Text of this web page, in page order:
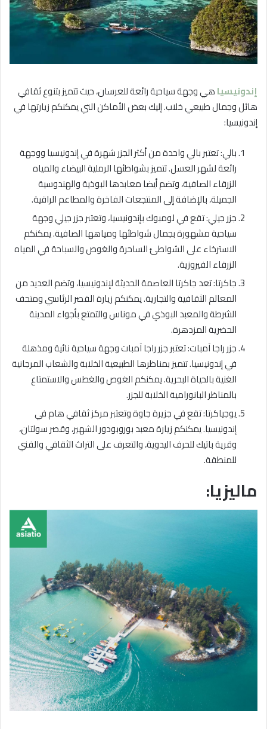
إندونيسياهي وجهة سياحية رائعة للعرسان، حيث تتميز بتنوع ثقافي
هائل وجمال طبيعي خلاب. إليك بعض الأماكن التي يمكنكم زيارتها في
إندونيسيا:
بالي: تعتبر بالي واحدة من أكثر الجزر شهرة في إندونيسيا ووجهة
رائعة لشهر العسل. تتميز بشواطئها الرملية البيضاء والمياه
الزرقاء الصافية، وتضم أيضا معابدها البوذية والهندوسية
الجميلة، بالإضافة إلى المنتجعات الفاخرة والمطاعم الراقية.
جزر جيلي: تقع في لومبوك بإندونيسيا، وتعتبر جزر جيلي وجهة
سياحية مشهورة بجمال شواطئها ومياهها الصافية. يمكنكم
الاسترخاء على الشواطئ الساحرة والغوص والسباحة في المياه
الزرقاء الفيروزية.
جاكرتا: تعد جاكرتا العاصمة الحديثة لإندونيسيا، وتضم العديد من
المعالم الثقافية والتجارية. يمكنكم زيارة القصر الرئاسي ومتحف
الشرطة والمعبد البوذي في موناس والتمتع بأجواء المدينة
الحضرية المزدهرة.
جزر راجا آمبات: تعتبر جزر راجا آمبات وجهة سياحية نائية ومذهلة
في إندونيسيا. تتميز بمناظرها الطبيعية الخلابة والشعاب المرجانية
الغنية بالحياة البحرية. يمكنكم الغوص والغطس والاستمتاع
بالمناظر البانورامية الخلابة للجزر.
يوجياكرتا: تقع في جزيرة جاوة وتعتبر مركز ثقافي هام في
إندونيسيا. يمكنكم زيارة معبد بوروبودور الشهير، وقصر سولتان،
وقرية باتيك للحرف اليدوية، والتعرف على التراث الثقافي والفني
للمنطقة.
ماليزيا: